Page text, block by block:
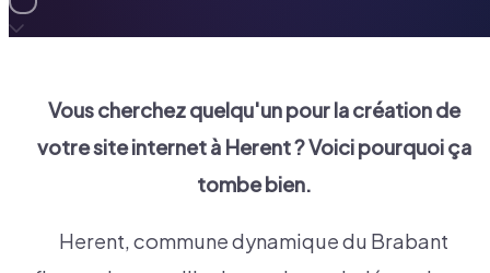
Vous cherchez quelqu'un pour la création de
votre site internet à Herent? Voici pourquoi ça
tombe bien.
Herent, commune dynamique du Brabant